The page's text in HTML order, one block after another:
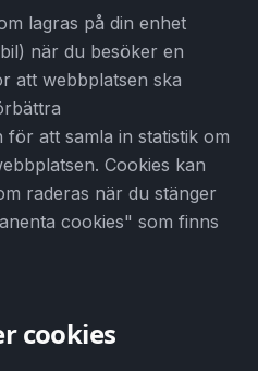
lagras på din enhet
när du besöker en
att webbplatsen ska
att samla in statistik om
Cookies kan
raderas när du stänger
cookies" som finns
cookies